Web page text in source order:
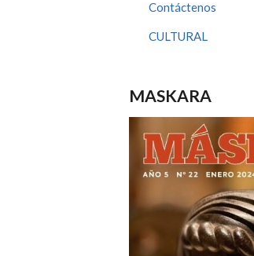
Contáctenos
CULTURAL
MASKARA